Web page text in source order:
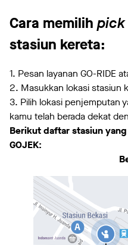
Cara memilih pick
stasiun kereta:
1. Pesan layanan GO-RIDE
2. Masukkan lokasi stasiun
3. Pilih lokasi penjemputan
kamu telah berada dekat
Berikut daftar stasiun
GOJEK: